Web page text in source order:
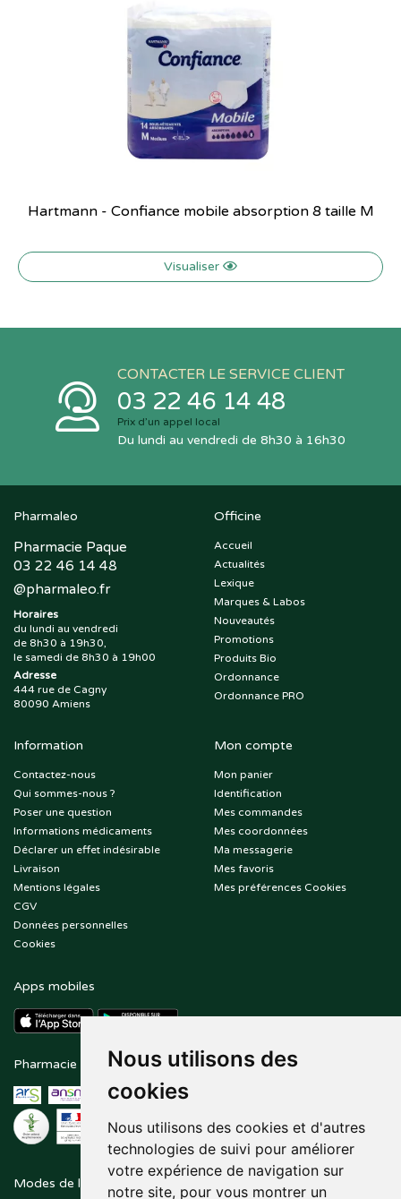
Nous utilisons des
cookies
Nous utilisons des cookies et d'autres
technologies de suivi pour améliorer
votre expérience de navigation sur
notre site, pour vous montrer un
Hartmann - Confiance mobile absorption 8 taille M
Visualiser
CONTACTER LE SERVICE CLIENT
03 22 46 14 48
Prix d’un appel local
Du lundi au vendredi de 8h30 à 16h30
Pharmaleo
Pharmacie Paque
03 22 46 14 48
@pharmaleo.fr
Horaires
du lundi au vendredi
de 8h30 à 19h30,
le samedi de 8h30 à 19h00
Adresse
444 rue de Cagny
80090 Amiens
Officine
Accueil
Actualités
Lexique
Marques & Labos
Nouveautés
Promotions
Produits Bio
Ordonnance
Ordonnance PRO
Information
Contactez-nous
Qui sommes-nous ?
Poser une question
Informations médicaments
Déclarer un effet indésirable
Livraison
Mentions légales
CGV
Données personnelles
Cookies
Mon compte
Mon panier
Identification
Mes commandes
Mes coordonnées
Ma messagerie
Mes favoris
Mes préférences Cookies
Apps mobiles
Pharmacie en ligne agréée Paiement sécurisé
Modes de livraison Suivez-nous sur